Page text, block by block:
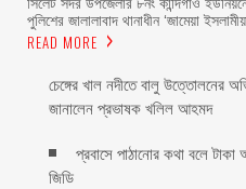
পুলিশের জালালাবাদ থানাধীন ‘জামেয়া
READ MORE
চেঙ্গের খাল নদীতে বালু উত্তোলনের
জানালেন প্রভাষক খলিল আহমদ
প্রবাসে পাঠানোর কথা বলে টাকা
জিডি ‎